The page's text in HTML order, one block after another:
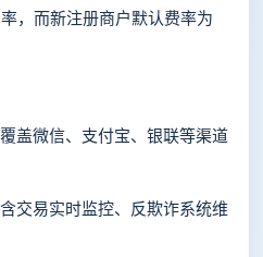
，而新注册商户默认费率为
微信、支付宝、银联等渠道
易实时监控、反欺诈系统维